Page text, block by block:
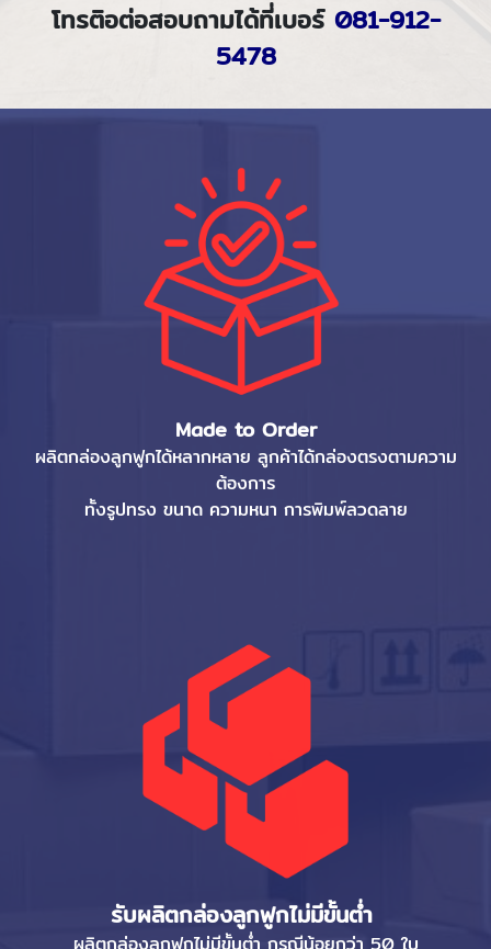
โทรติอต่อสอบถามได้ที่เบอร์ 081-912-
5478
Made to Order
ผลิตกล่องลูกฟูกได้หลากหลาย ลูกค้าได้กล่องตรงตามความ
ต้องการ
ทั้งรูปทรง ขนาด ความหนา การพิมพ์ลวดลาย
รับผลิตกล่องลูกฟูกไม่มีขั้นต่ำ